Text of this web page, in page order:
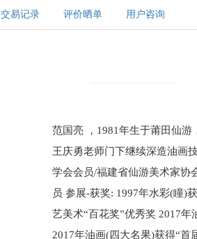
交易记录 评价晒单 用户咨询
范国亮 ，1981年生于莆田仙游
王庆勇老师门下继续深造油画
学会会员/福建省仙游美术家协
员 参展-获奖: 1997年水彩(瞳)
艺美术“百花奖”优秀奖 2017
2017年油画(四大名果)获得“首